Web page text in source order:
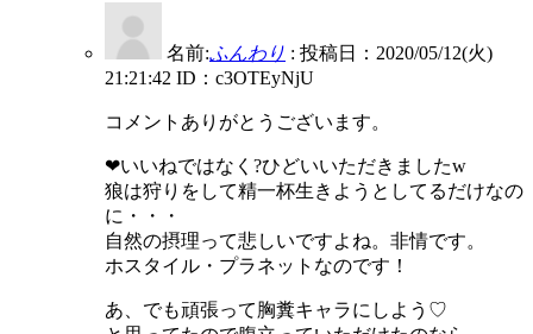
名前:ふんわり : 投稿日：2020/05/12(火)
21:21:42 ID：c3OTEyNjU
コメントありがとうございます。
❤いいねではなく?ひどいいただきましたw
狼は狩りをして精一杯生きようとしてるだけなの
に・・・
自然の摂理って悲しいですよね。非情です。
ホスタイル・プラネットなのです！
あ、でも頑張って胸糞キャラにしよう♡